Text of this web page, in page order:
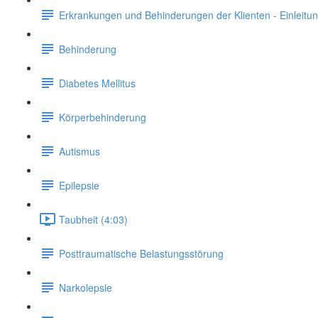
Erkrankungen und Behinderungen der Klienten -
Behinderung
Diabetes Mellitus
Körperbehinderung
Autismus
Epilepsie
Taubheit (4:03)
Posttraumatische Belastungsstörung
Narkolepsie